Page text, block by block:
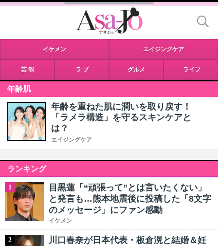
イケメン エイジングケア
芸 能 ラ ブ グルメ ライフ
年齢肌
年齢を重ねた肌に潤いを取り戻す！
「ラメラ構造」を守るスキンケアと
は？
エイジングケア
ランキング
1
目黒蓮「“頑張って”とは言いたくない」
と発言も…熊本地震後に投稿した「8文字
のメッセージ」にファン感動
イケメン
2
川口春奈が日本代表・板倉滉と結婚＆妊